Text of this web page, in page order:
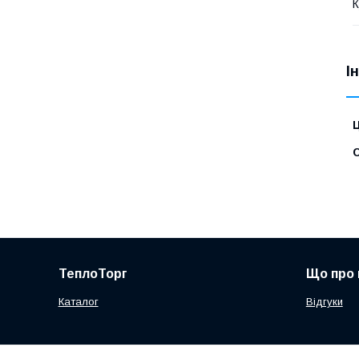
ТеплоТорг
Каталог
Що про
Відгуки